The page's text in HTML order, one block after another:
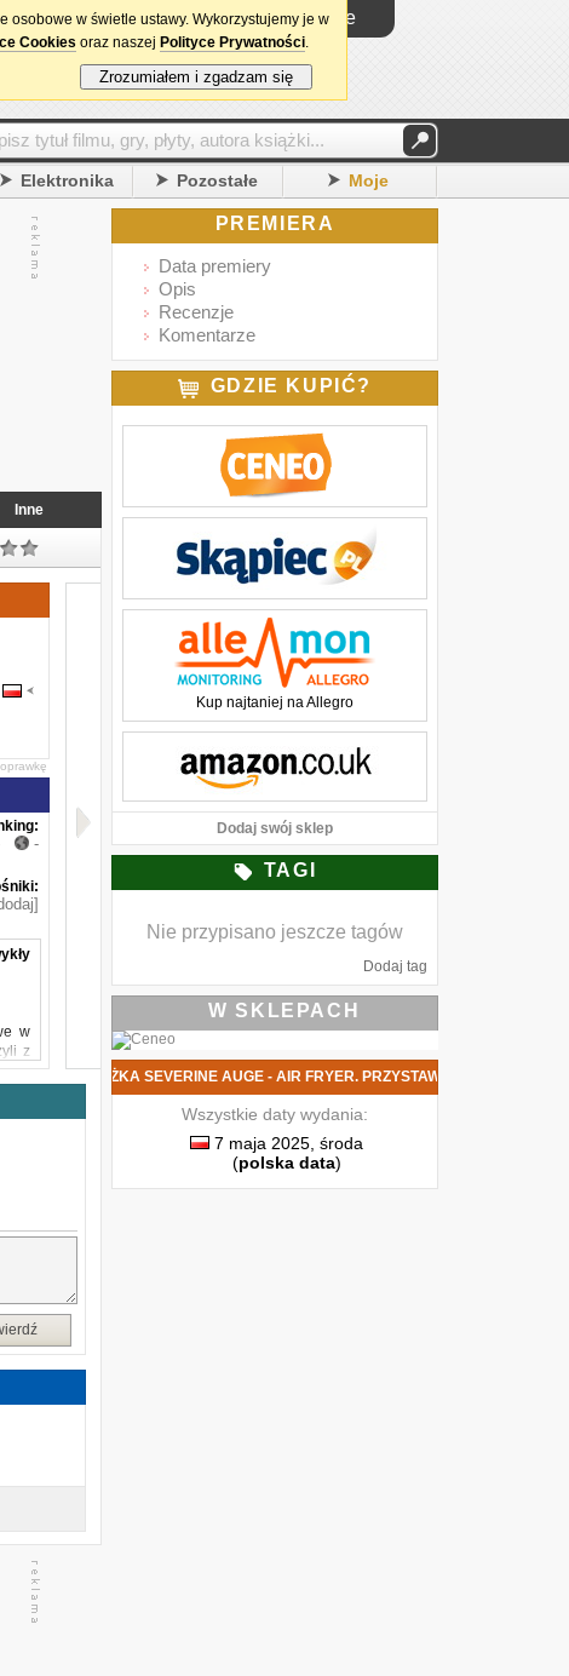
Logowanie
Elektronika Pozostałe Moje
Inne
-
w
z
PREMIERA
Data premiery
Opis
Recenzje
Komentarze
GDZIE KUPIĆ?
Kup najtaniej na Allegro
Dodaj swój sklep
TAGI
Nie przypisano jeszcze tagów
Dodaj tag
W SKLEPACH
NOWA KSIĄŻKA SEVERINE AUGE - AIR FRYER. PRZYSTAWKI,
Wszystkie daty wydania:
7 maja 2025, środa
(polska data)
osobowe w świetle ustawy. Wykorzystujemy je w
Cookies oraz naszej Polityce Prywatności.
Zrozumiałem i zgadzam się